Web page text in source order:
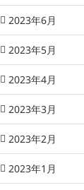
2023年6月
2023年5月
2023年4月
2023年3月
2023年2月
2023年1月